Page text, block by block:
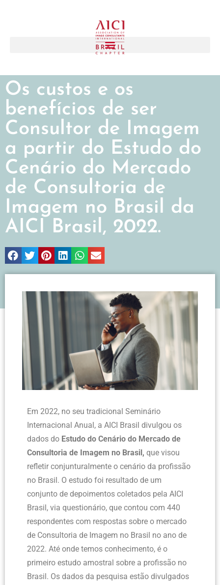
Os custos e os
benefícios de ser
Consultor de Imagem
a partir do Estudo do
Cenário do Mercado
de Consultoria de
Imagem no Brasil da
AICI Brasil, 2022.
Em 2022, no seu tradicional Seminário
Internacional Anual, a AICI Brasil divulgou os
dados do Estudo do Cenário do Mercado de
Consultoria de Imagem no Brasil, que visou
refletir conjunturalmente o cenário da profissão
no Brasil. O estudo foi resultado de um
conjunto de depoimentos coletados pela AICI
Brasil, via questionário, que contou com 440
respondentes com respostas sobre o mercado
de Consultoria de Imagem no Brasil no ano de
2022. Até onde temos conhecimento, é o
primeiro estudo amostral sobre a profissão no
Brasil. Os dados da pesquisa estão divulgados